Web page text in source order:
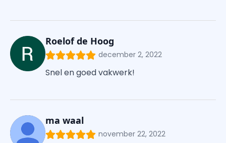
Roelof de Hoog
december 2, 2022
Snel en goed vakwerk!
ma waal
november 22, 2022